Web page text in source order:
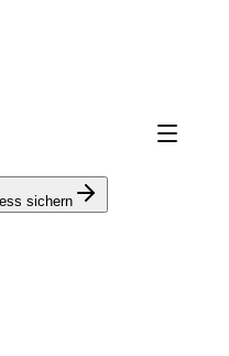
am 10. August.
sichern